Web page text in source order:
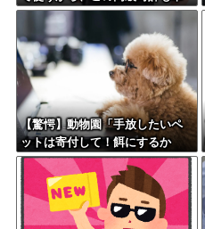
もぜ～んぶ経費でタダ！ｗ」←
まさかコレ本気にしてる奴なん
ておらんよな？よな？w w w w
w w w w w w w
【驚愕】動物園「手放したいペ
ットは寄付して！餌にするか
ら！」←これってどうなん？w w
w w w w w w w w